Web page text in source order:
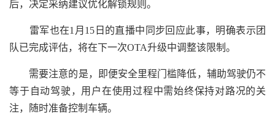
后，决定采纳建议优化解锁规则。
雷军也在1月15日的直播中同步回应此事，明确表示团
队已完成评估，将在下一次OTA升级中调整该限制。
需要注意的是，即便安全里程门槛降低，辅助驾驶仍不
等于自动驾驶，用户在使用过程中需始终保持对路况的关
注，随时准备控制车辆。